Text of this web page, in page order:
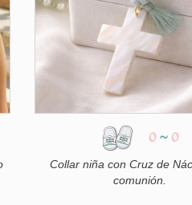
0 ~ 0
Collar niña con Cruz de
comunión.